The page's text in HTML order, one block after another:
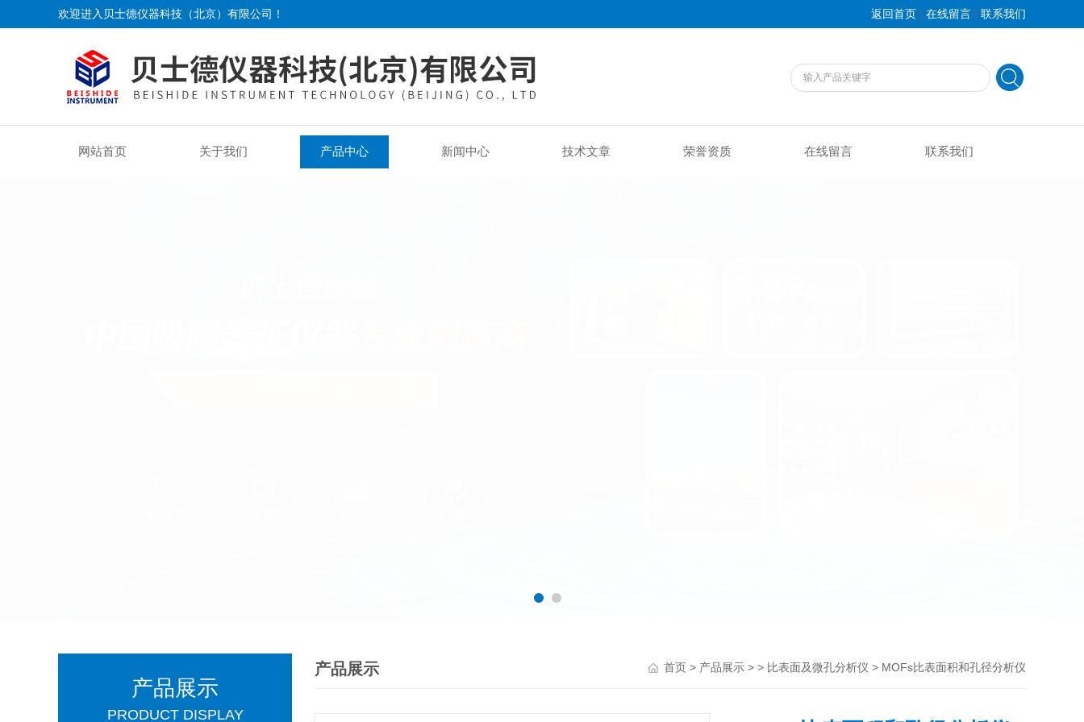
欢迎进入贝士德仪器科技（北京）有限公司！ 返回首页 | 在线留言 | 联系我们
网站首页 关于我们 产品中心 新闻中心 技术文章 荣誉资质 在线留言 联系我们
产品展示
PRODUCT DISPLAY
产品展示 首页 > 产品展示 > > 比表面及微孔分析仪 > MOFs比表面积和孔径分析仪